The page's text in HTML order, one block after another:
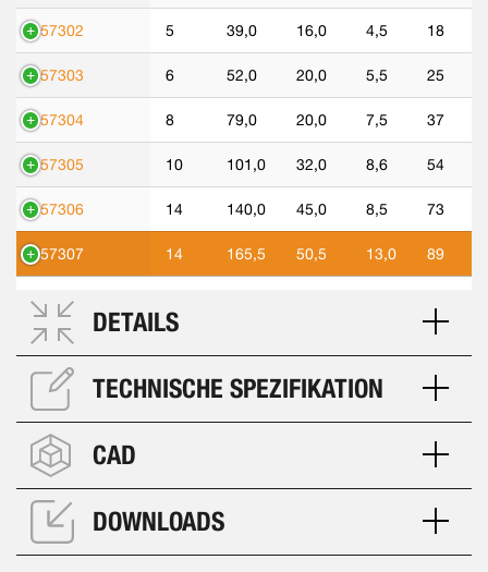
557302 5 39,0 16,0 4,5 18
557303 6 52,0 20,0 5,5 25
557304 8 79,0 20,0 7,5 37
557305 10 101,0 32,0 8,6 54
557306 14 140,0 45,0 8,5 73
557307 14 165,5 50,5 13,0 89
DETAILS
TECHNISCHE SPEZIFIKATION
CAD
DOWNLOADS